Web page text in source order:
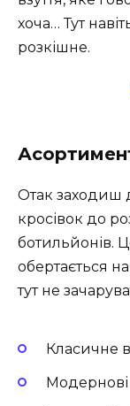
хоча… Тут
розкішне.
Отак заходиш
кросівок до
ботильйонів.
обертається
тут не
Класичне
Модернові